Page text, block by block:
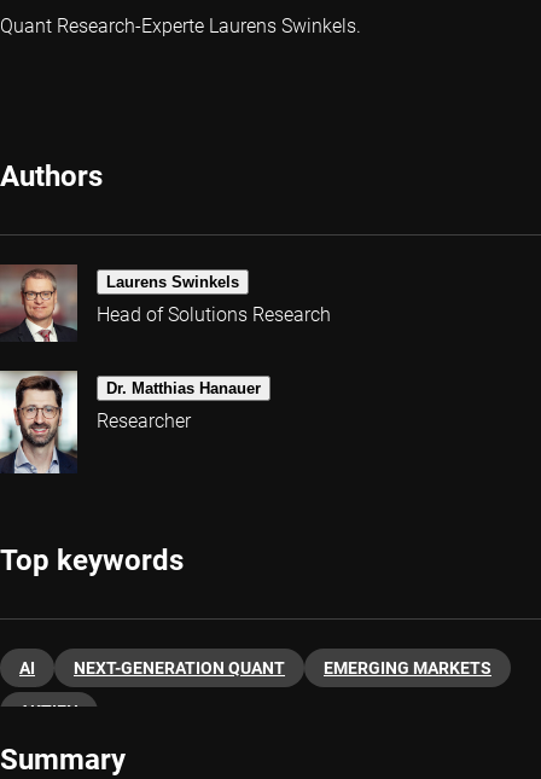
Quant Research-Experte Laurens Swinkels.
Authors
Laurens Swinkels
Head of Solutions Research
Dr. Matthias Hanauer
Researcher
Top keywords
AI NEXT-GENERATION QUANT EMERGING MARKETS
AKTIEN
Summary